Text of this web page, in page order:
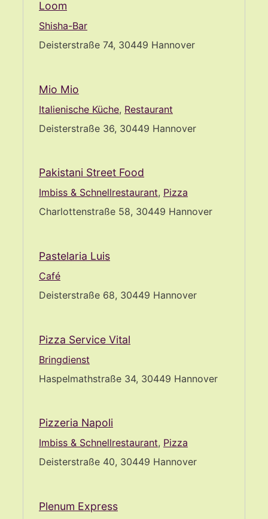
Loom
Shisha-Bar
Deisterstraße 74, 30449 Hannover
Mio Mio
Italienische Küche, Restaurant
Deisterstraße 36, 30449 Hannover
Pakistani Street Food
Imbiss & Schnellrestaurant, Pizza
Charlottenstraße 58, 30449 Hannover
Pastelaria Luis
Café
Deisterstraße 68, 30449 Hannover
Pizza Service Vital
Bringdienst
Haspelmathstraße 34, 30449 Hannover
Pizzeria Napoli
Imbiss & Schnellrestaurant, Pizza
Deisterstraße 40, 30449 Hannover
Plenum Express